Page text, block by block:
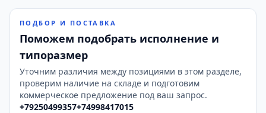
ПОДБОР И ПОСТАВКА
Поможем подобрать исполнение и
типоразмер
Уточним различия между позициями в этом разделе,
проверим наличие на складе и подготовим
коммерческое предложение под ваш запрос.
+79250499357+74998417015